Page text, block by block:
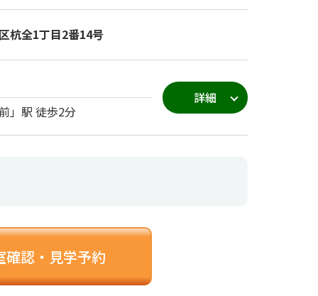
杭全1丁目2番14号
」駅 徒歩2分
詳細
確認・見学予約